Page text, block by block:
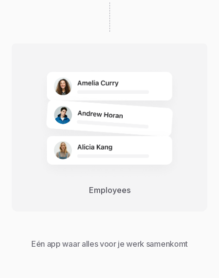
Employees
Eén app waar alles voor je werk samenkomt